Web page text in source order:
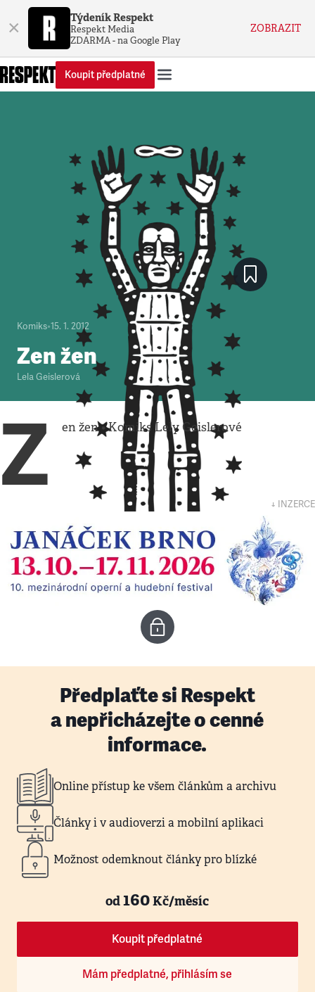
× Týdeník Respekt
Respekt Media
ZDARMA - na Google Play
ZOBRAZIT
Koupit předplatné
Komiks•15. 1. 2012
Zen žen
Lela Geislerová
Z en žen • Komiks Lely Geislerové
↓ INZERCE
Předplaťte si Respekt
a nepřicházejte o cenné
informace.
Online přístup ke všem článkům a archivu
Články i v audioverzi a mobilní aplikaci
Možnost odemknout články pro blízké
od160Kč/měsíc
Koupit předplatné
Mám předplatné, přihlásím se